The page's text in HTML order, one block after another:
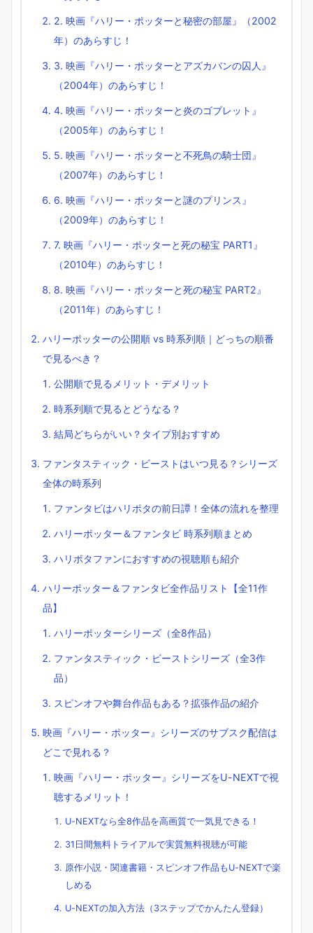
2. 映画『ハリー・ポッターと秘密の部屋』（2002
年）のあらすじ！
3. 映画『ハリー・ポッターとアズカバンの囚人』
（2004年）のあらすじ！
4. 映画『ハリー・ポッターと炎のゴブレット』
（2005年）のあらすじ！
5. 映画『ハリー・ポッターと不死鳥の騎士団』
（2007年）のあらすじ！
6. 映画『ハリー・ポッターと謎のプリンス』
（2009年）のあらすじ！
7. 映画『ハリー・ポッターと死の秘宝 PART1』
（2010年）のあらすじ！
8. 映画『ハリー・ポッターと死の秘宝 PART2』
（2011年）のあらすじ！
ハリーポッターの公開順 vs 時系列順｜どっちの順番
で見るべき？
公開順で見るメリット・デメリット
時系列順で見るとどうなる？
結局どちらがいい？タイプ別おすすめ
ファンタスティック・ビーストはいつ見る？シリーズ
全体の時系列
ファンタビはハリポタの前日譚！全体の流れを整理
ハリーポッター＆ファンタビ 時系列順まとめ
ハリポタファンにおすすめの視聴順も紹介
ハリーポッター＆ファンタビ全作品リスト【全11作
品】
ハリーポッターシリーズ（全8作品）
ファンタスティック・ビーストシリーズ（全3作
品）
スピンオフや舞台作品もある？拡張作品の紹介
映画『ハリー・ポッター』シリーズのサブスク配信は
どこで見れる？
映画『ハリー・ポッター』シリーズをU-NEXTで視
聴するメリット！
U-NEXTなら全8作品を高画質で一気見できる！
31日間無料トライアルで実質無料視聴が可能
原作小説・関連書籍・スピンオフ作品もU-NEXTで楽
しめる
U-NEXTの加入方法（3ステップでかんたん登録）